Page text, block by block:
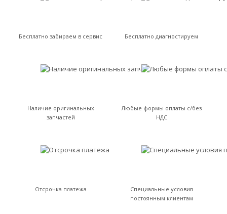
Бесплатно забираем в сервис Бесплатно диагностируем
Наличие оригинальных
запчастей
Любые формы оплаты с/без
НДС
Отсрочка платежа
Специальные условия
постоянным клиентам